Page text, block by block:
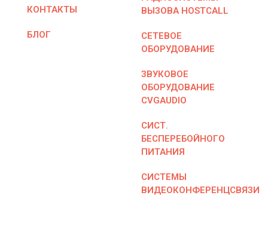
КОНТАКТЫ
БЛОГ
ВЫЗОВА HOSTCALL
СЕТЕВОЕ
ОБОРУДОВАНИЕ
ЗВУКОВОЕ
ОБОРУДОВАНИЕ
CVGAUDIO
СИСТ.
БЕСПЕРЕБОЙНОГО
ПИТАНИЯ
СИСТЕМЫ
ВИДЕОКОНФЕРЕНЦСВЯЗИ